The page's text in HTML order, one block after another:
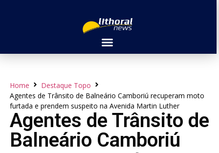
Home
Destaque Topo
Agentes de Trânsito de Balneário Camboriú recuperam moto
furtada e prendem suspeito na Avenida Martin Luther
Agentes de Trânsito de
Balneário Camboriú